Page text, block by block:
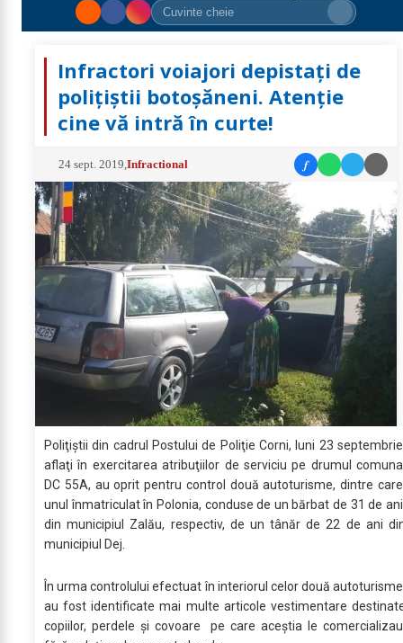
Infractori voiajori depistați de
polițiștii botoșăneni. Atenție
cine vă intră în curte!
24 sept. 2019 ,Infractional f
Poliţiştii din cadrul Postului de Poliţie Corni, luni 23
aflaţi în exercitarea atribuţiilor de serviciu pe drumul
DC 55A, au oprit pentru control două autoturisme, dintre
unul înmatriculat în Polonia, conduse de un bărbat de 31 de
din municipiul Zalău, respectiv, de un tânăr de 22 de ani
municipiul Dej.
În urma controlului efectuat în interiorul celor două
au fost identificate mai multe articole vestimentare
copiilor, perdele şi covoare pe care aceştia le